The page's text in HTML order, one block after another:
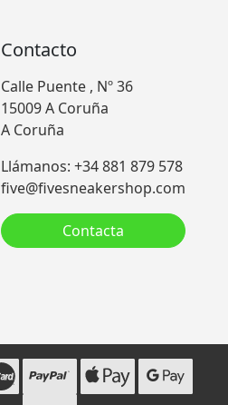
Contacto
Calle Puente , Nº 36
15009 A Coruña
A Coruña
Llámanos: +34 881 879 578
five@fivesneakershop.com
Contacta